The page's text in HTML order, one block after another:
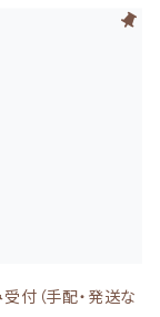
（手配・発送な